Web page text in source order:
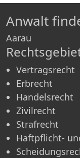
Anwalt
Aarau
Vertragsrecht
Erbrecht
Handelsrecht
Zivilrecht
Strafrecht
Haftpflicht-